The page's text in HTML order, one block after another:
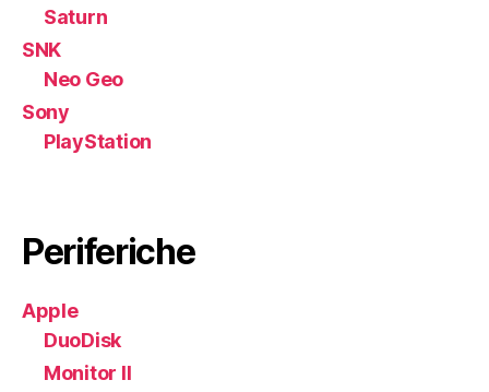
Saturn
SNK
Neo Geo
Sony
PlayStation
Periferiche
Apple
DuoDisk
Monitor II